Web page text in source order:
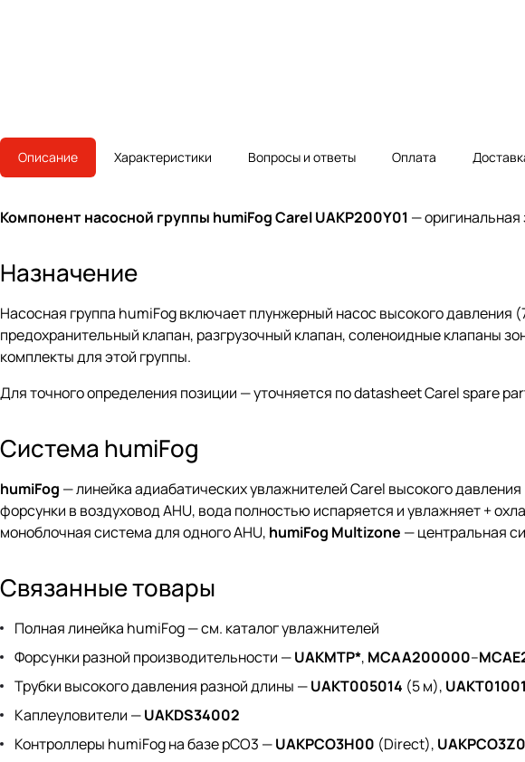
Описание Характеристики Вопросы и ответы Оплата
Компонент насосной группы humiFog Carel UAKP200Y01 —
Назначение
Насосная группа humiFog включает плунжерный насос высокого давления
предохранительный клапан, разгрузочный клапан, соленоидные клапаны
комплекты для этой группы.
Для точного определения позиции — уточняется по datasheet Carel spare
Система humiFog
humiFog — линейка адиабатических увлажнителей Carel высокого
форсунки в воздуховод AHU, вода полностью испаряется и увлажняет +
моноблочная система для одного AHU, humiFog Multizone — центральная
Связанные товары
Полная линейка humiFog —см. каталог увлажнителей
Форсунки разной производительности —UAKMTP*, MCAA200000–
Трубки высокого давления разной длины —UAKT005014 (5 м),
Каплеуловители —UAKDS34002
Контроллеры humiFog на базе pCO3 —UAKPCO3H00 (Direct),